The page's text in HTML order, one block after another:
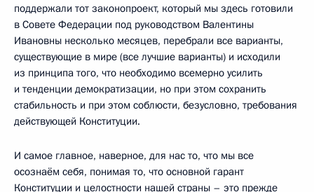
поддержали тот законопроект, который мы здесь готовили
в Совете Федерации под руководством Валентины
Ивановны несколько месяцев, перебрали все варианты,
существующие в мире (все лучшие варианты) и исходили
из принципа того, что необходимо всемерно усилить
и тенденции демократизации, но при этом сохранить
стабильность и при этом соблюсти, безусловно, требования
действующей Конституции.
И самое главное, наверное, для нас то, что мы все
осознаём себя, понимая то, что основной гарант
Конституции и целостности нашей страны – это прежде